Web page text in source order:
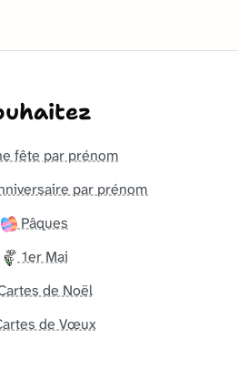
fête par prénom
par prénom
Pâques
1er Mai
de Noël
de Vœux